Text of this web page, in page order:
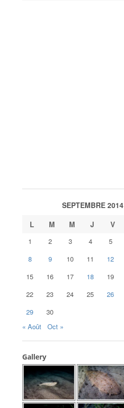
SEPTEMBRE 2014
L
M M J V
1 2 3 4 5
8
9 10 11 12
15
16 17 18 19
22
23 24 25 26
29
30
« Août
Oct »
Gallery